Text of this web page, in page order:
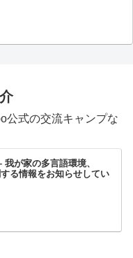
公式の交流キャンプな
が家の多言語環境、
る情報をお知らせしてい